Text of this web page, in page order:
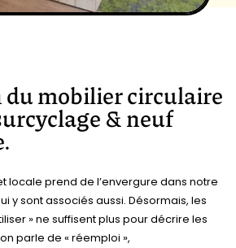
mobilier circulaire
& neuf
locale prend de l’envergure dans notre
y sont associés aussi. Désormais, les
» ne suffisent plus pour décrire les
parle de « réemploi »,